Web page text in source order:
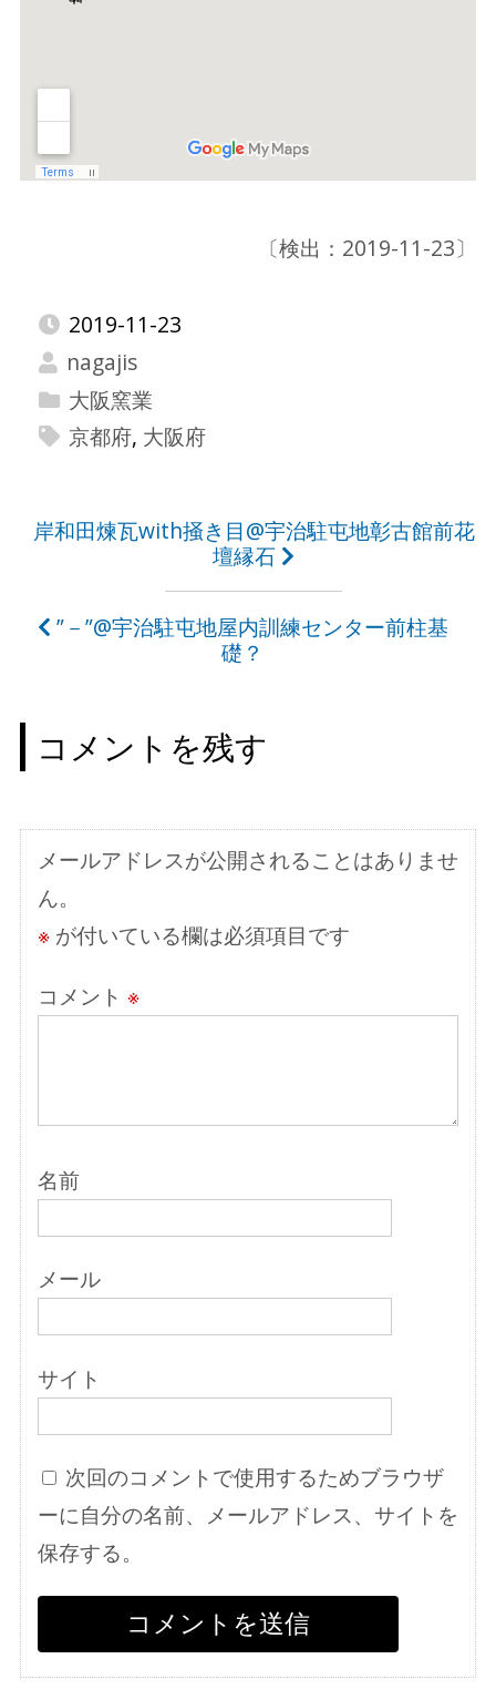
〔検出：2019-11-23〕
2019-11-23
nagajis
大阪窯業
京都府, 大阪府
投
ナ
ー
シ
ョ
ン
岸和田煉瓦with掻き目@宇治駐屯地彰古館前花
壇縁石
”－”@宇治駐屯地屋内訓練センター前柱基
礎？
コメントを残す
メールアドレスが公開されることはありませ
ん。
※が付いている欄は必須項目です
コメント ※
名前
メール
サイト
次回のコメントで使用するためブラウザ
ーに自分の名前、メールアドレス、サイトを
保存する。